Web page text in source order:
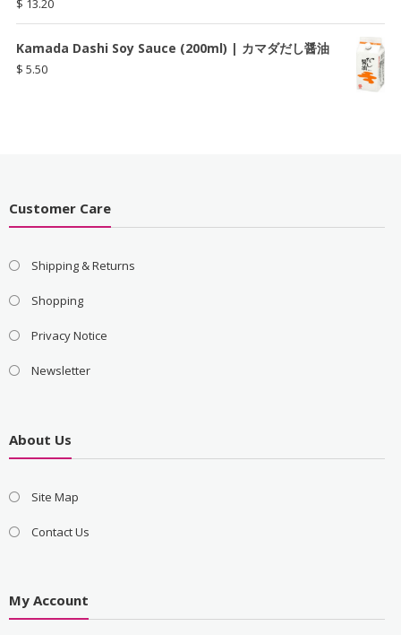
$ 13.20
Kamada Dashi Soy Sauce (200ml) | カマダだし醤油
$ 5.50
Customer Care
Shipping & Returns
Shopping
Privacy Notice
Newsletter
About Us
Site Map
Contact Us
My Account